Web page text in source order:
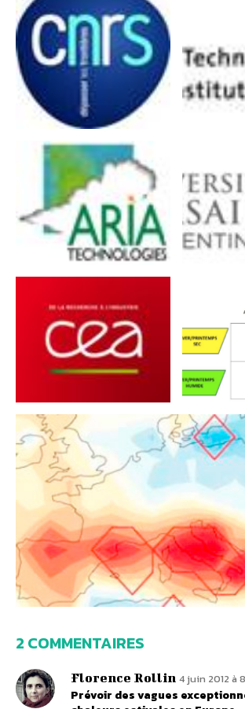
2 COMMENTAIRES
Florence Rollin 4 juin 2012 à
Prévoir des vagues